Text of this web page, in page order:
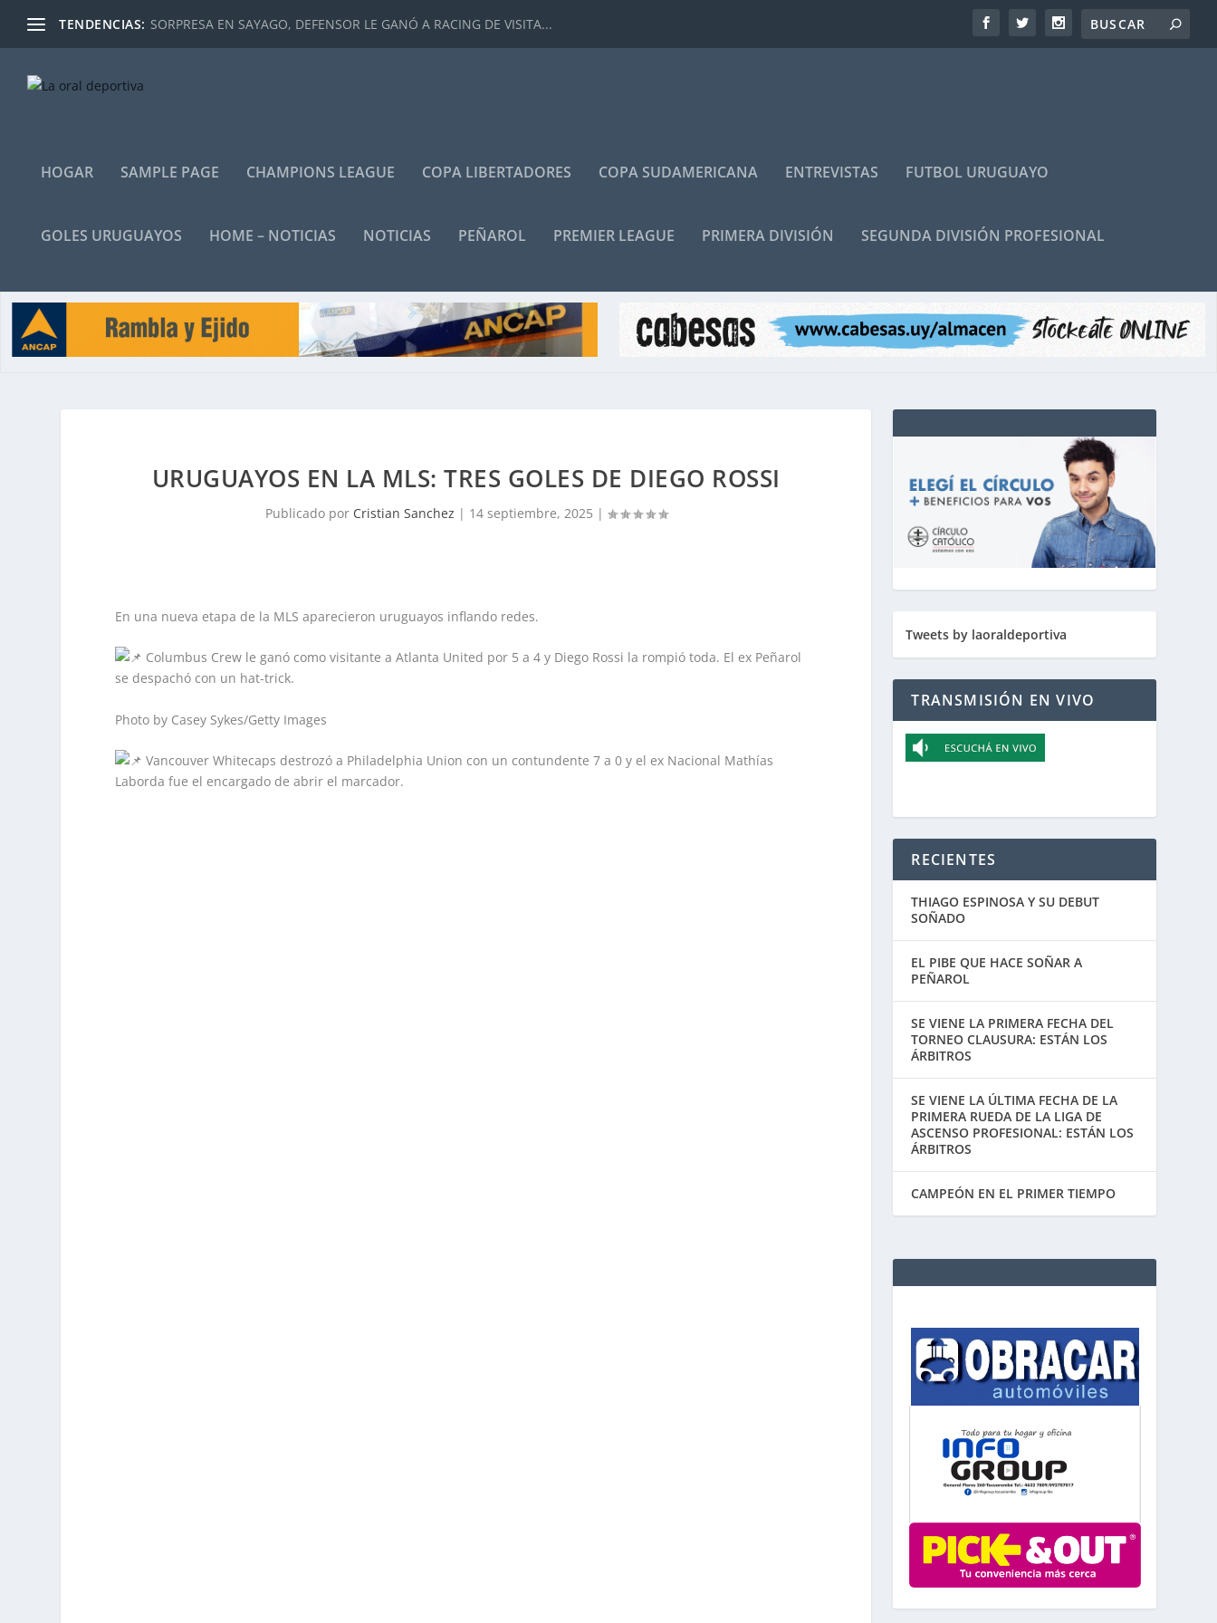
TENDENCIAS: SORPRESA EN SAYAGO, DEFENSOR LE GANÓ A RACING DE VISITA...
HOGAR SAMPLE PAGE CHAMPIONS LEAGUE COPA LIBERTADORES COPA SUDAMERICANA ENTREVISTAS FUTBOL URUGUAYO
GOLES URUGUAYOS HOME – NOTICIAS NOTICIAS PEÑAROL PREMIER LEAGUE PRIMERA DIVISIÓN SEGUNDA DIVISIÓN PROFESIONAL
URUGUAYOS EN LA MLS: TRES GOLES DE DIEGO ROSSI
Publicado por Cristian Sanchez | 14 septiembre, 2025 |
En una nueva etapa de la MLS aparecieron uruguayos inflando redes.
Columbus Crew le ganó como visitante a Atlanta United por 5 a 4 y Diego Rossi la rompió toda. El ex Peñarol
se despachó con un hat-trick.
Photo by Casey Sykes/Getty Images
Vancouver Whitecaps destrozó a Philadelphia Union con un contundente 7 a 0 y el ex Nacional Mathías
Laborda fue el encargado de abrir el marcador.
Tweets by laoraldeportiva
TRANSMISIÓN EN VIVO
RECIENTES
THIAGO ESPINOSA Y SU DEBUT
SOÑADO
EL PIBE QUE HACE SOÑAR A
PEÑAROL
SE VIENE LA PRIMERA FECHA DEL
TORNEO CLAUSURA: ESTÁN LOS
ÁRBITROS
SE VIENE LA ÚLTIMA FECHA DE LA
PRIMERA RUEDA DE LA LIGA DE
ASCENSO PROFESIONAL: ESTÁN LOS
ÁRBITROS
CAMPEÓN EN EL PRIMER TIEMPO